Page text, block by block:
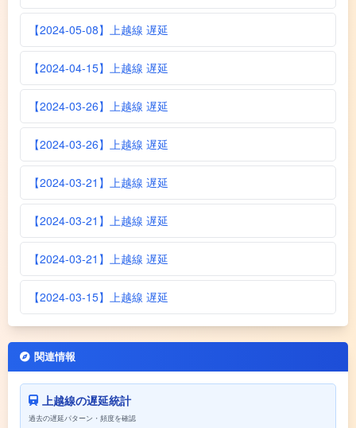
【2024-05-08】上越線 遅延
【2024-04-15】上越線 遅延
【2024-03-26】上越線 遅延
【2024-03-26】上越線 遅延
【2024-03-21】上越線 遅延
【2024-03-21】上越線 遅延
【2024-03-21】上越線 遅延
【2024-03-15】上越線 遅延
関連情報
上越線の遅延統計
過去の遅延パターン・頻度を確認